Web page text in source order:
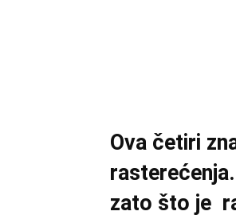
Ova četiri
zato što je